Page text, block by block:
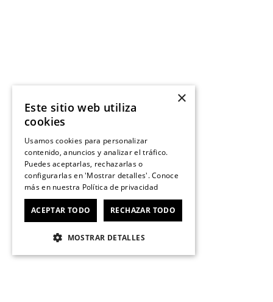
×
Este sitio web utiliza
cookies
Usamos cookies para personalizar
contenido, anuncios y analizar el tráfico.
Puedes aceptarlas, rechazarlas o
configurarlas en 'Mostrar detalles'. Conoce
más en nuestra Política de privacidad
ACEPTAR TODO RECHAZAR TODO
MOSTRAR DETALLES